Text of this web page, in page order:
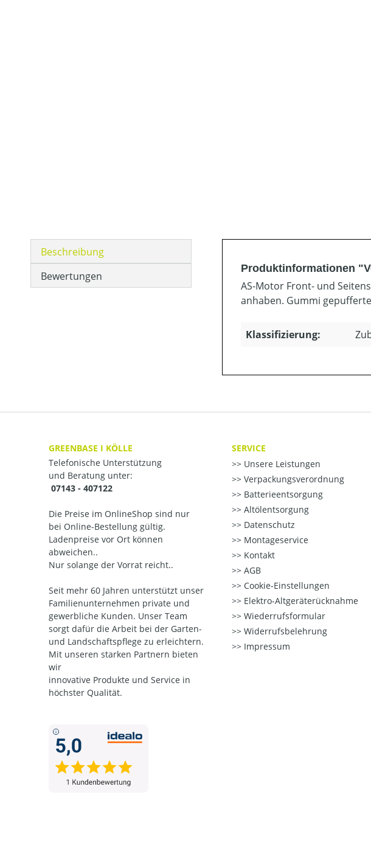
Beschreibung
Bewertungen
Produktinformationen
AS-Motor Front- und
anhaben. Gummi
Klassifizierung:
GREENBASE I KÖLLE
Telefonische Unterstützung
und Beratung unter:
07143 - 407122
Die Preise im OnlineShop sind nur
bei Online-Bestellung gültig.
Ladenpreise vor Ort können
abweichen..
Nur solange der Vorrat reicht..
Seit mehr 60 Jahren unterstützt unser
Familienunternehmen private und
gewerbliche Kunden. Unser Team
sorgt dafür die Arbeit bei der Garten-
und Landschaftspflege zu erleichtern.
Mit unseren starken Partnern bieten
wir
innovative Produkte und Service in
höchster Qualität.
SERVICE
Unsere Leistungen
Verpackungsverordnung
Batterieentsorgung
Altölentsorgung
Datenschutz
Montageservice
Kontakt
AGB
Cookie-Einstellungen
Elektro-Altgeräterücknahme
Wiederrufsformular
Widerrufsbelehrung
Impressum